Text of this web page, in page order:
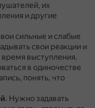
их
и другие
сильные и слабые
свои реакции и
выступления.
в одиночестве
понять, что
. Нужно задавать